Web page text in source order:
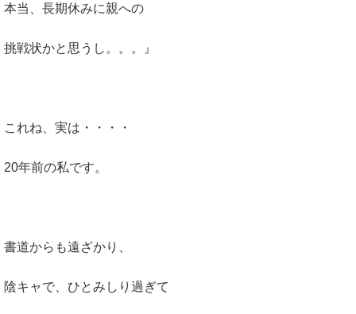
本当、長期休みに親への
挑戦状かと思うし。。。』
これね、実は・・・・
20年前の私です。
書道からも遠ざかり、
陰キャで、ひとみしり過ぎて